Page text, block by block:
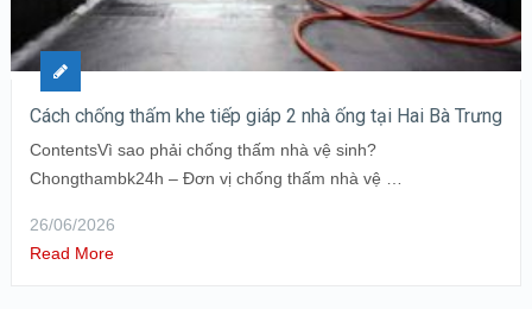
Cách chống thấm khe tiếp giáp 2 nhà ống tại Hai Bà Trưng
ContentsVì sao phải chống thấm nhà vệ sinh?
Chongthambk24h – Đơn vị chống thấm nhà vệ …
26/06/2026
Read More